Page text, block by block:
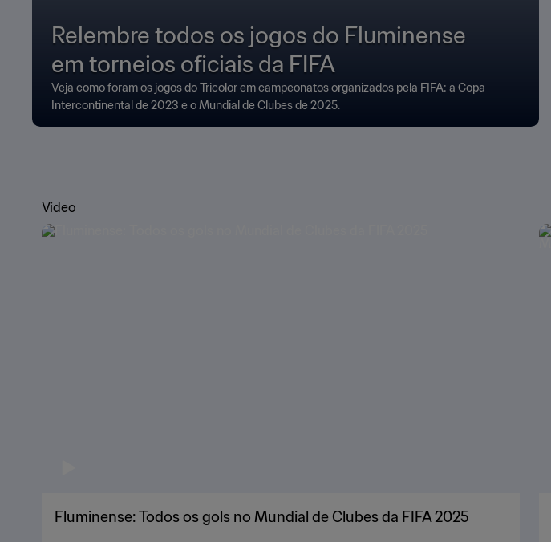
Relembre todos os jogos do Fluminense
em torneios oficiais da FIFA
Veja como foram os jogos do Tricolor em campeonatos organizados pela FIFA: a Copa
Intercontinental de 2023 e o Mundial de Clubes de 2025.
Vídeo
Fluminense: Todos os gols no Mundial de Clubes da FIFA 2025